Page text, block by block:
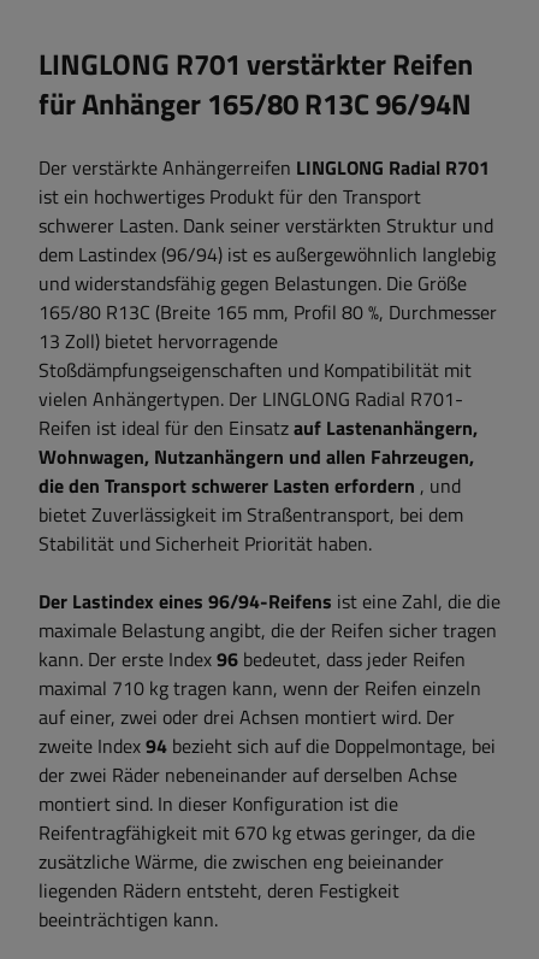
LINGLONG R701 verstärkter Reifen
für Anhänger 165/80 R13C 96/94N
Der verstärkte Anhängerreifen LINGLONG Radial R701
ist ein hochwertiges Produkt für den Transport
schwerer Lasten. Dank seiner verstärkten Struktur und
dem Lastindex (96/94) ist es außergewöhnlich langlebig
und widerstandsfähig gegen Belastungen. Die Größe
165/80 R13C (Breite 165 mm, Profil 80 %, Durchmesser
13 Zoll) bietet hervorragende
Stoßdämpfungseigenschaften und Kompatibilität mit
vielen Anhängertypen. Der LINGLONG Radial R701-
Reifen ist ideal für den Einsatzauf Lastenanhängern,
Wohnwagen, Nutzanhängern und allen Fahrzeugen,
die den Transport schwerer Lasten erfordern , und
bietet Zuverlässigkeit im Straßentransport, bei dem
Stabilität und Sicherheit Priorität haben.
Der Lastindex eines 96/94-Reifens ist eine Zahl, die die
maximale Belastung angibt, die der Reifen sicher tragen
kann. Der erste Index96 bedeutet, dass jeder Reifen
maximal 710 kg tragen kann, wenn der Reifen einzeln
auf einer, zwei oder drei Achsen montiert wird. Der
zweite Index94 bezieht sich auf die Doppelmontage, bei
der zwei Räder nebeneinander auf derselben Achse
montiert sind. In dieser Konfiguration ist die
Reifentragfähigkeit mit 670 kg etwas geringer, da die
zusätzliche Wärme, die zwischen eng beieinander
liegenden Rädern entsteht, deren Festigkeit
beeinträchtigen kann.